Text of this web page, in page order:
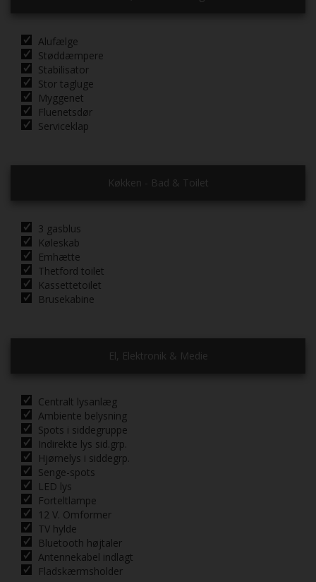
Alufælge
Støddæmpere
Stabilisator
Stor tagluge
Myggenet
Fluenetsdør
Serviceklap
Køkken - Bad & Toilet
3 gasblus
Køleskab
Emhætte
Thetford toilet
Kassettetoilet
Brusekabine
El, Elektronik & Medie
Centralt lysanlæg
Ambiente belysning
Spots i siddegruppe
Indirekte lys sid.grp.
Hjørnelys i siddegrp.
Senge-spots
LED lys
Forteltlampe
12 V. Omformer
TV hylde
Bluetooth højtaler
Antennekabel indlagt
Fladskærmsholder